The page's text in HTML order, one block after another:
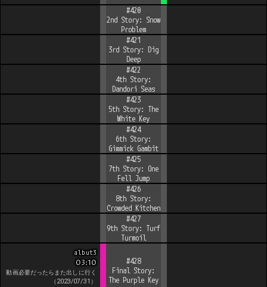
#420
2nd Story: Snow
Problem
#421
3rd Story: Dig
Deep
#422
4th Story:
Dandori Seas
#423
5th Story: The
White Key
#424
6th Story:
Gimmick Gambit
#425
7th Story: One
Fell Jump
#426
8th Story:
Crowded Kitchen
#427
9th Story: Turf
Turmoil
albut3
03:10
動画必要だったらまた出しに行く
（2023/07/31 ）
#428
Final Story:
The Purple Key